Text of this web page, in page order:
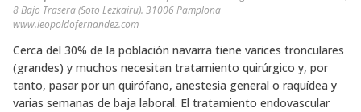
8 Bajo Trasera (Soto Lezkairu). 31006 Pamplona
www.leopoldofernandez.com
Cerca del 30% de la población navarra tiene varices tronculares
(grandes) y muchos necesitan tratamiento quirúrgico y, por
tanto, pasar por un quirófano, anestesia general o raquídea y
varias semanas de baja laboral. El tratamiento endovascular